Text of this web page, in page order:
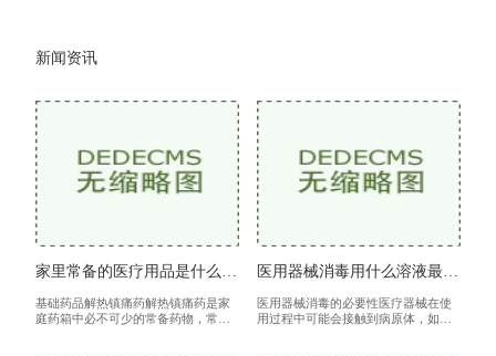
新闻资讯
基础药品解热镇痛药解热镇痛药是家
庭药箱中必不可少的常备药物，常见
医用器械消毒用什么溶液最佳效果
医用器械消毒的必要性医疗器械在使
用过程中可能会接触到病原体，如细